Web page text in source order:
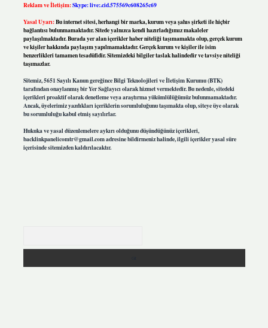
Reklam ve İletişim:Skype: live:.cid.575569c608265c69
Yasal Uyarı:Bu internet sitesi, herhangi bir marka, kurum veya şahıs şirketi ile hiçbir
bağlantısı bulunmamaktadır. Sitede yalnızca kendi hazırladığımız makaleler
paylaşılmaktadır. Burada yer alan içerikler haber niteliği taşımamakta olup, gerçek kurum
ve kişiler hakkında paylaşım yapılmamaktadır. Gerçek kurum ve kişiler ile isim
benzerlikleri tamamen tesadüfidir. Sitemizdeki bilgiler taslak halindedir ve tavsiye niteliği
taşımazlar.
Sitemiz, 5651 Sayılı Kanun gereğince Bilgi Teknolojileri ve İletişim Kurumu (BTK)
tarafından onaylanmış bir Yer Sağlayıcı olarak hizmet vermektedir. Bu nedenle, sitedeki
içerikleri proaktif olarak denetleme veya araştırma yükümlülüğümüz bulunmamaktadır.
Ancak, üyelerimiz yazdıkları içeriklerin sorumluluğunu taşımakta olup, siteye üye olarak
bu sorumluluğu kabul etmiş sayılırlar.
Hukuka ve yasal düzenlemelere aykırı olduğunu düşündüğünüz içerikleri,
backlinkpanelicomtr@gmail.comadresine bildirmeniz halinde, ilgili içerikler yasal süre
içerisinde sitemizden kaldırılacaktır.